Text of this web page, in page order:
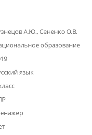
А.Ю., Сененко О.В.
образование
язык